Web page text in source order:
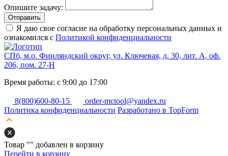
Опишите задачу:
Отправить
Я даю свое согласие на обработку персональных данных и
ознакомился с Политикой конфиденциальности
СПб, м.о. Финляндский округ, ул. Ключевая, д. 30, лит. А, оф.
206, пом. 27-Н
Время работы: с 9:00 до 17:00
8(800)600-80-15
order-mctool@yandex.ru
Политика конфиденциальности Разработано в TopForm
Товар "" добавлен в корзину
Перейти в корзину